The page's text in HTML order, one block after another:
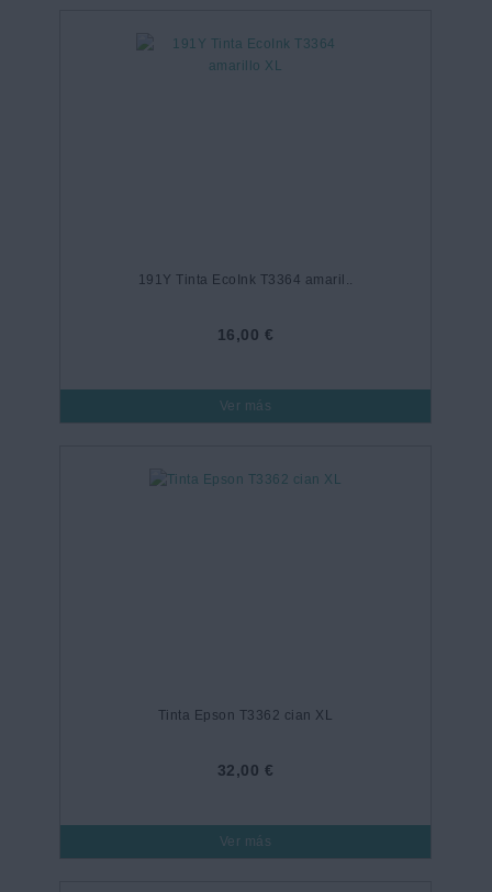
191Y Tinta EcoInk T3364 amaril..
16,00 €
Ver más
Tinta Epson T3362 cian XL
32,00 €
Ver más